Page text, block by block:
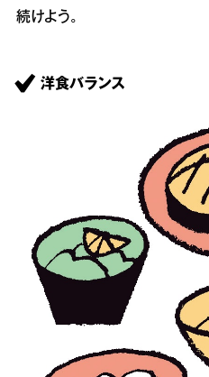
続けよう。
洋食バランス